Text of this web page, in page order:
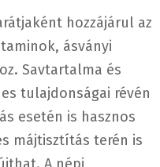
hozzájárul az
ásványi
Savtartalma és
tulajdonságai révén
esetén is hasznos
májtisztítás terén is